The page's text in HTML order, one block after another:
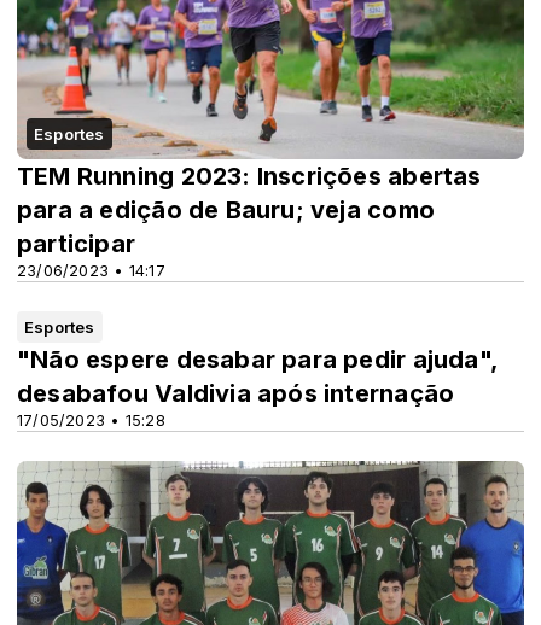
Esportes
23/06/2023 • 14:17
TEM Running 2023: Inscrições abertas
para a edição de Bauru; veja como
participar
Esportes
17/05/2023 • 15:28
"Não espere desabar para pedir ajuda",
desabafou Valdivia após internação